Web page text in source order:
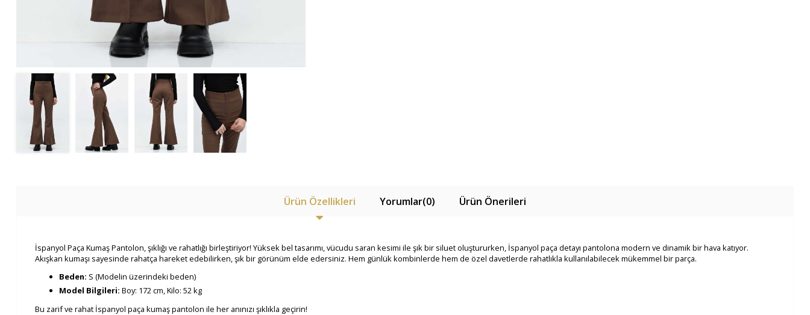
Ürün Özellikleri Yorumlar(0) Ürün Önerileri
İspanyol Paça Kumaş Pantolon, şıklığı ve rahatlığı birleştiriyor! Yüksek bel tasarımı, vücudu saran kesimi ile şık bir siluet oluştururken, İspanyol paça detayı pantolona modern ve dinamik bir hava katıyor.
Akışkan kumaşı sayesinde rahatça hareket edebilirken, şık bir görünüm elde edersiniz. Hem günlük kombinlerde hem de özel davetlerde rahatlıkla kullanılabilecek mükemmel bir parça.
Beden: S (Modelin üzerindeki beden)
Model Bilgileri: Boy: 172 cm, Kilo: 52 kg
Bu zarif ve rahat İspanyol paça kumaş pantolon ile her anınızı şıklıkla geçirin!